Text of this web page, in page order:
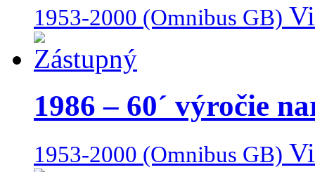
1953-2000 (Omnibus GB)
1986 – 60´ výročie
1953-2000 (Omnibus GB)